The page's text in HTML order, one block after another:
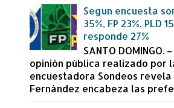
Segun encuesta
35%, FP 23%, PLD
responde 27%
SANTO DOMINGO.
opinión pública realizado por
encuestadora Sondeos revela
Fernández encabeza las